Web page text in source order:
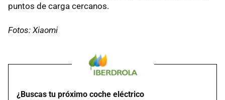
puntos de carga cercanos.
Fotos: Xiaomi
¿Buscas tu próximo coche eléctrico